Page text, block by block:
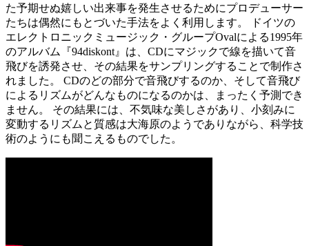
た予期せぬ嬉しい出来事を発生させるためにプロデューサー
たちは偶然にもとづいた手法をよく利用します。 ドイツの
エレクトロニックミュージック・グループOvalによる1995年
のアルバム『94diskont』は、CDにマジックで線を描いて音
飛びを誘発させ、その結果をサンプリングすることで制作さ
れました。 CDのどの部分で音飛びするのか、そして音飛び
によるリズムがどんなものになるのかは、まったく予測でき
ません。 その結果には、不気味な美しさがあり、小刻みに
変動するリズムと質感は大海原のようでありながら、科学技
術のようにも聞こえるものでした。